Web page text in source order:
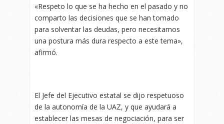
«Respeto lo que se ha hecho en el pasado y no
comparto las decisiones que se han tomado
para solventar las deudas, pero necesitamos
una postura más dura respecto a este tema»,
afirmó.
El Jefe del Ejecutivo estatal se dijo respetuoso
de la autonomía de la UAZ, y que ayudará a
establecer las mesas de negociación, para ser